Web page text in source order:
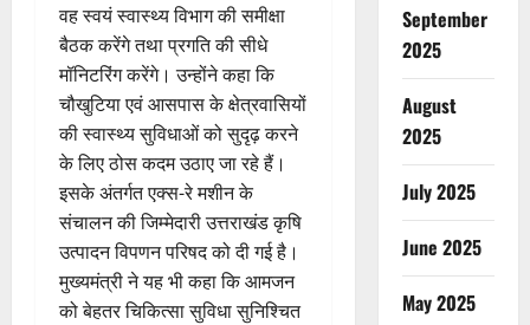
वह स्वयं स्वास्थ्य विभाग की समीक्षा
बैठक करेंगे तथा प्रगति की सीधे
मॉनिटरिंग करेंगे। उन्होंने कहा कि
चौखुटिया एवं आसपास के क्षेत्रवासियों
की स्वास्थ्य सुविधाओं को सुदृढ़ करने
के लिए ठोस कदम उठाए जा रहे हैं।
इसके अंतर्गत एक्स-रे मशीन के
संचालन की जिम्मेदारी उत्तराखंड कृषि
उत्पादन विपणन परिषद को दी गई है।
मुख्यमंत्री ने यह भी कहा कि आमजन
को बेहतर चिकित्सा सुविधा सुनिश्चित
September
2025
August
2025
July 2025
June 2025
May 2025